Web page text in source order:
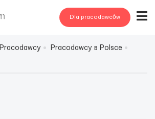
Dla pracodawców
Pracodawcy
Pracodawcy в Polsce